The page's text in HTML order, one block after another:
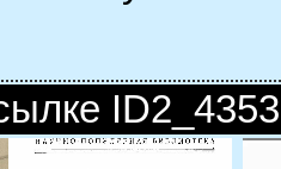
ID2_4353